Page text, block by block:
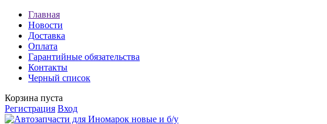
Главная
Новости
Доставка
Оплата
Гарантийные обязательства
Контакты
Черный список
Корзина пуста
Регистрация Вход